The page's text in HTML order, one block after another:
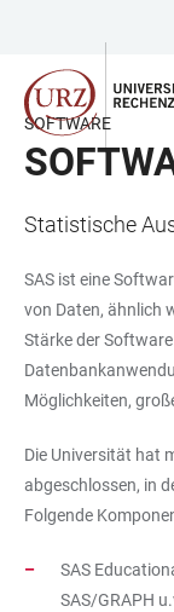
LINKS
ZUR
HAUPTINHALT
ÖFFNEN
ÖFFNEN
SOFTWARE
Statistische
SAS ist eine
von Daten, ähnlich
Stärke der
Möglichkeiten,
Die Universität hat
abgeschlossen, in
Folgende
SAS
SAS/GRAPH